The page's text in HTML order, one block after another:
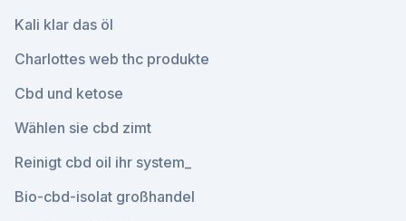
Kali klar das öl
Charlottes web thc produkte
Cbd und ketose
Wählen sie cbd zimt
Reinigt cbd oil ihr system_
Bio-cbd-isolat großhandel